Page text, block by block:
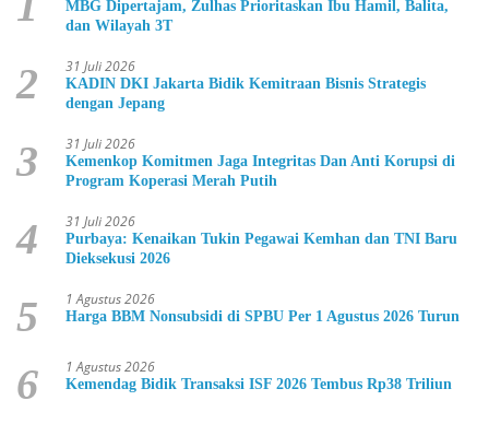
MBG Dipertajam, Zulhas Prioritaskan Ibu Hamil, Balita,
dan Wilayah 3T
2 31 Juli 2026
KADIN DKI Jakarta Bidik Kemitraan Bisnis Strategis
dengan Jepang
3 31 Juli 2026
Kemenkop Komitmen Jaga Integritas Dan Anti Korupsi di
Program Koperasi Merah Putih
4 31 Juli 2026
Purbaya: Kenaikan Tukin Pegawai Kemhan dan TNI Baru
Dieksekusi 2026
5 1 Agustus 2026
Harga BBM Nonsubsidi di SPBU Per 1 Agustus 2026 Turun
6 1 Agustus 2026
Kemendag Bidik Transaksi ISF 2026 Tembus Rp38 Triliun